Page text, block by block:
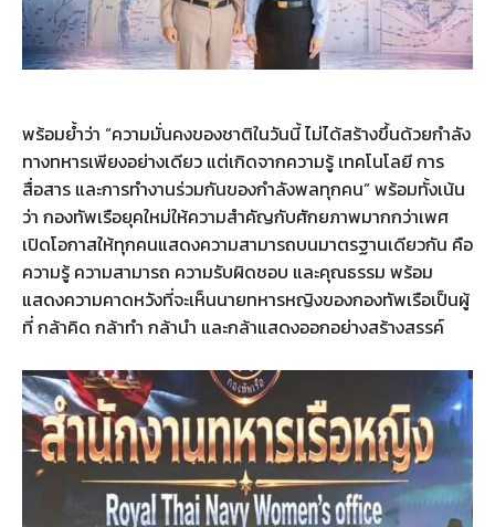
พร้อมย้ำว่า “ความมั่นคงของชาติในวันนี้ ไม่ได้สร้างขึ้นด้วยกำลัง
ทางทหารเพียงอย่างเดียว แต่เกิดจากความรู้ เทคโนโลยี การ
สื่อสาร และการทำงานร่วมกันของกำลังพลทุกคน” พร้อมทั้งเน้น
ว่า กองทัพเรือยุคใหม่ให้ความสำคัญกับศักยภาพมากกว่าเพศ
เปิดโอกาสให้ทุกคนแสดงความสามารถบนมาตรฐานเดียวกัน คือ
ความรู้ ความสามารถ ความรับผิดชอบ และคุณธรรม พร้อม
แสดงความคาดหวังที่จะเห็นนายทหารหญิงของกองทัพเรือเป็นผู้
ที่ กล้าคิด กล้าทำ กล้านำ และกล้าแสดงออกอย่างสร้างสรรค์